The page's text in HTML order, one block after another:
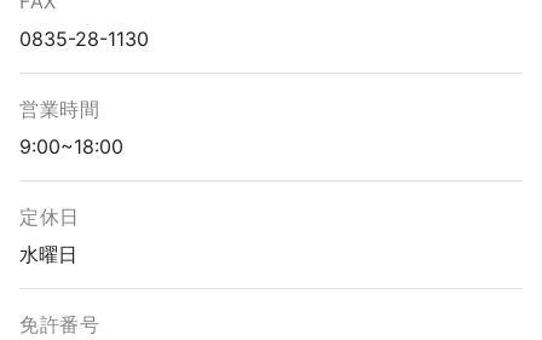
0835-28-1130
営業時間
9:00~18:00
定休日
水曜日
免許番号